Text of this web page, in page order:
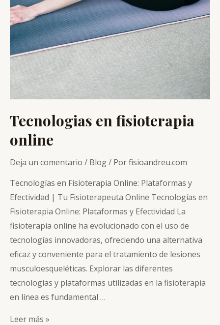
Tecnologias en fisioterapia
online
Deja un comentario / Blog/ Porfisioandreu.com
Tecnologías en Fisioterapia Online: Plataformas y
Efectividad | Tu Fisioterapeuta Online Tecnologías en
Fisioterapia Online: Plataformas y Efectividad La
fisioterapia online ha evolucionado con el uso de
tecnologías innovadoras, ofreciendo una alternativa
eficaz y conveniente para el tratamiento de lesiones
musculoesqueléticas. Explorar las diferentes
tecnologías y plataformas utilizadas en la fisioterapia
en línea es fundamental …
Tecnologias
Leer más »